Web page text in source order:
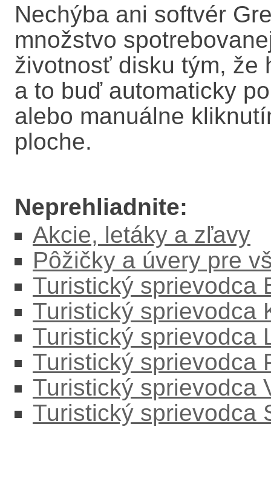
Nechýba ani softvér
množstvo
životnosť disku tým, že
a to buď automaticky
alebo manuálne
ploche.
Neprehliadnite:
Akcie, letáky a zľavy
Pôžičky a úvery pre
Turistický sprievodca
Turistický sprievodca
Turistický sprievodca
Turistický sprievodca
Turistický sprievodca
Turistický sprievodca